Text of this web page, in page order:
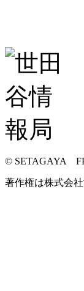
© SETAGAYA
著作権は株式会